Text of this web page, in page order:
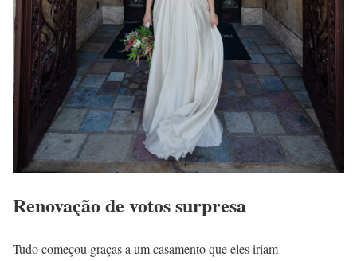
Renovação de votos surpresa
Tudo começou graças a um casamento que eles iriam